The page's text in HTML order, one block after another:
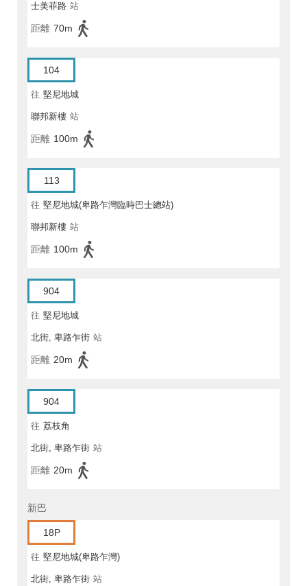
士美菲路 站
距離 70m
104
往 堅尼地城
聯邦新樓 站
距離 100m
113
往 堅尼地城(卑路乍灣臨時巴士總站)
聯邦新樓 站
距離 100m
904
往 堅尼地城
北街, 卑路乍街 站
距離 20m
904
往 荔枝角
北街, 卑路乍街 站
距離 20m
新巴
18P
往 堅尼地城(卑路乍灣)
北街, 卑路乍街 站